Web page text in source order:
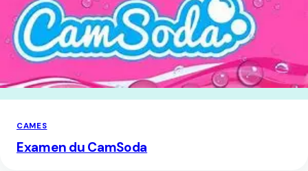
CAMES
Examen du CamSoda